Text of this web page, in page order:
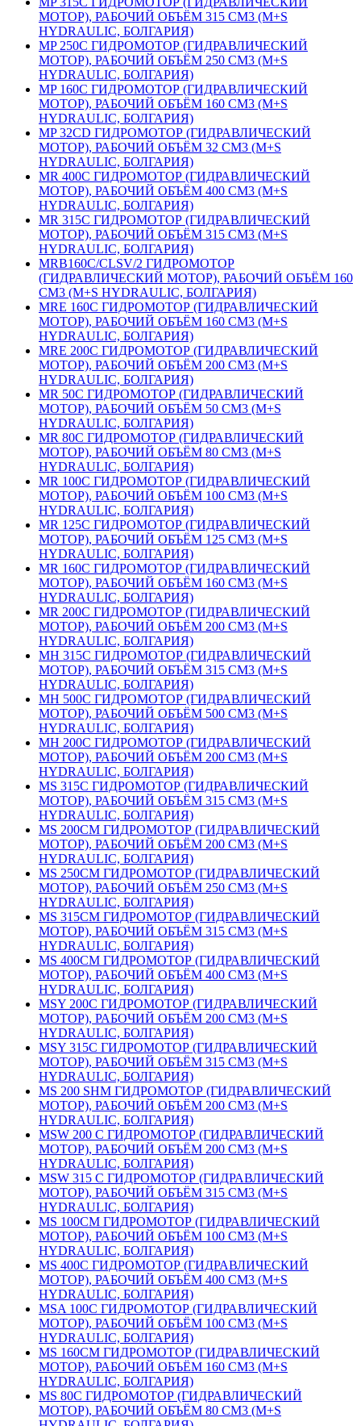
МОТОР), РАБОЧИЙ ОБЪЁМ 315 СМ3 (M+S
HYDRAULIC, БОЛГАРИЯ)
MP 250С ГИДРОМОТОР (ГИДРАВЛИЧЕСКИЙ
МОТОР), РАБОЧИЙ ОБЪЁМ 250 СМ3 (M+S
HYDRAULIC, БОЛГАРИЯ)
MP 160С ГИДРОМОТОР (ГИДРАВЛИЧЕСКИЙ
МОТОР), РАБОЧИЙ ОБЪЁМ 160 СМ3 (M+S
HYDRAULIC, БОЛГАРИЯ)
MP 32СD ГИДРОМОТОР (ГИДРАВЛИЧЕСКИЙ
МОТОР), РАБОЧИЙ ОБЪЁМ 32 СМ3 (M+S
HYDRAULIC, БОЛГАРИЯ)
MR 400С ГИДРОМОТОР (ГИДРАВЛИЧЕСКИЙ
МОТОР), РАБОЧИЙ ОБЪЁМ 400 СМ3 (M+S
HYDRAULIC, БОЛГАРИЯ)
MR 315С ГИДРОМОТОР (ГИДРАВЛИЧЕСКИЙ
МОТОР), РАБОЧИЙ ОБЪЁМ 315 СМ3 (M+S
HYDRAULIC, БОЛГАРИЯ)
MRB160C/CLSV/2 ГИДРОМОТОР
(ГИДРАВЛИЧЕСКИЙ МОТОР), РАБОЧИЙ ОБЪЁМ 160
СМ3 (M+S HYDRAULIC, БОЛГАРИЯ)
MRE 160C ГИДРОМОТОР (ГИДРАВЛИЧЕСКИЙ
МОТОР), РАБОЧИЙ ОБЪЁМ 160 СМ3 (M+S
HYDRAULIC, БОЛГАРИЯ)
MRE 200C ГИДРОМОТОР (ГИДРАВЛИЧЕСКИЙ
МОТОР), РАБОЧИЙ ОБЪЁМ 200 СМ3 (M+S
HYDRAULIC, БОЛГАРИЯ)
MR 50С ГИДРОМОТОР (ГИДРАВЛИЧЕСКИЙ
МОТОР), РАБОЧИЙ ОБЪЁМ 50 СМ3 (M+S
HYDRAULIC, БОЛГАРИЯ)
MR 80С ГИДРОМОТОР (ГИДРАВЛИЧЕСКИЙ
МОТОР), РАБОЧИЙ ОБЪЁМ 80 СМ3 (M+S
HYDRAULIC, БОЛГАРИЯ)
MR 100С ГИДРОМОТОР (ГИДРАВЛИЧЕСКИЙ
МОТОР), РАБОЧИЙ ОБЪЁМ 100 СМ3 (M+S
HYDRAULIC, БОЛГАРИЯ)
MR 125С ГИДРОМОТОР (ГИДРАВЛИЧЕСКИЙ
МОТОР), РАБОЧИЙ ОБЪЁМ 125 СМ3 (M+S
HYDRAULIC, БОЛГАРИЯ)
MR 160С ГИДРОМОТОР (ГИДРАВЛИЧЕСКИЙ
МОТОР), РАБОЧИЙ ОБЪЁМ 160 СМ3 (M+S
HYDRAULIC, БОЛГАРИЯ)
MR 200С ГИДРОМОТОР (ГИДРАВЛИЧЕСКИЙ
МОТОР), РАБОЧИЙ ОБЪЁМ 200 СМ3 (M+S
HYDRAULIC, БОЛГАРИЯ)
MH 315С ГИДРОМОТОР (ГИДРАВЛИЧЕСКИЙ
МОТОР), РАБОЧИЙ ОБЪЁМ 315 СМ3 (M+S
HYDRAULIC, БОЛГАРИЯ)
MH 500С ГИДРОМОТОР (ГИДРАВЛИЧЕСКИЙ
МОТОР), РАБОЧИЙ ОБЪЁМ 500 СМ3 (M+S
HYDRAULIC, БОЛГАРИЯ)
MH 200С ГИДРОМОТОР (ГИДРАВЛИЧЕСКИЙ
МОТОР), РАБОЧИЙ ОБЪЁМ 200 СМ3 (M+S
HYDRAULIC, БОЛГАРИЯ)
MS 315С ГИДРОМОТОР (ГИДРАВЛИЧЕСКИЙ
МОТОР), РАБОЧИЙ ОБЪЁМ 315 СМ3 (M+S
HYDRAULIC, БОЛГАРИЯ)
MS 200СM ГИДРОМОТОР (ГИДРАВЛИЧЕСКИЙ
МОТОР), РАБОЧИЙ ОБЪЁМ 200 СМ3 (M+S
HYDRAULIC, БОЛГАРИЯ)
MS 250СM ГИДРОМОТОР (ГИДРАВЛИЧЕСКИЙ
МОТОР), РАБОЧИЙ ОБЪЁМ 250 СМ3 (M+S
HYDRAULIC, БОЛГАРИЯ)
MS 315СM ГИДРОМОТОР (ГИДРАВЛИЧЕСКИЙ
МОТОР), РАБОЧИЙ ОБЪЁМ 315 СМ3 (M+S
HYDRAULIC, БОЛГАРИЯ)
MS 400СM ГИДРОМОТОР (ГИДРАВЛИЧЕСКИЙ
МОТОР), РАБОЧИЙ ОБЪЁМ 400 СМ3 (M+S
HYDRAULIC, БОЛГАРИЯ)
MSY 200С ГИДРОМОТОР (ГИДРАВЛИЧЕСКИЙ
МОТОР), РАБОЧИЙ ОБЪЁМ 200 СМ3 (M+S
HYDRAULIC, БОЛГАРИЯ)
MSY 315С ГИДРОМОТОР (ГИДРАВЛИЧЕСКИЙ
МОТОР), РАБОЧИЙ ОБЪЁМ 315 СМ3 (M+S
HYDRAULIC, БОЛГАРИЯ)
MS 200 SHM ГИДРОМОТОР (ГИДРАВЛИЧЕСКИЙ
МОТОР), РАБОЧИЙ ОБЪЁМ 200 СМ3 (M+S
HYDRAULIC, БОЛГАРИЯ)
MSW 200 C ГИДРОМОТОР (ГИДРАВЛИЧЕСКИЙ
МОТОР), РАБОЧИЙ ОБЪЁМ 200 СМ3 (M+S
HYDRAULIC, БОЛГАРИЯ)
MSW 315 C ГИДРОМОТОР (ГИДРАВЛИЧЕСКИЙ
МОТОР), РАБОЧИЙ ОБЪЁМ 315 СМ3 (M+S
HYDRAULIC, БОЛГАРИЯ)
MS 100CM ГИДРОМОТОР (ГИДРАВЛИЧЕСКИЙ
МОТОР), РАБОЧИЙ ОБЪЁМ 100 СМ3 (M+S
HYDRAULIC, БОЛГАРИЯ)
MS 400С ГИДРОМОТОР (ГИДРАВЛИЧЕСКИЙ
МОТОР), РАБОЧИЙ ОБЪЁМ 400 СМ3 (M+S
HYDRAULIC, БОЛГАРИЯ)
MSA 100C ГИДРОМОТОР (ГИДРАВЛИЧЕСКИЙ
МОТОР), РАБОЧИЙ ОБЪЁМ 100 СМ3 (M+S
HYDRAULIC, БОЛГАРИЯ)
MS 160СM ГИДРОМОТОР (ГИДРАВЛИЧЕСКИЙ
МОТОР), РАБОЧИЙ ОБЪЁМ 160 СМ3 (M+S
HYDRAULIC, БОЛГАРИЯ)
MS 80С ГИДРОМОТОР (ГИДРАВЛИЧЕСКИЙ
МОТОР), РАБОЧИЙ ОБЪЁМ 80 СМ3 (M+S